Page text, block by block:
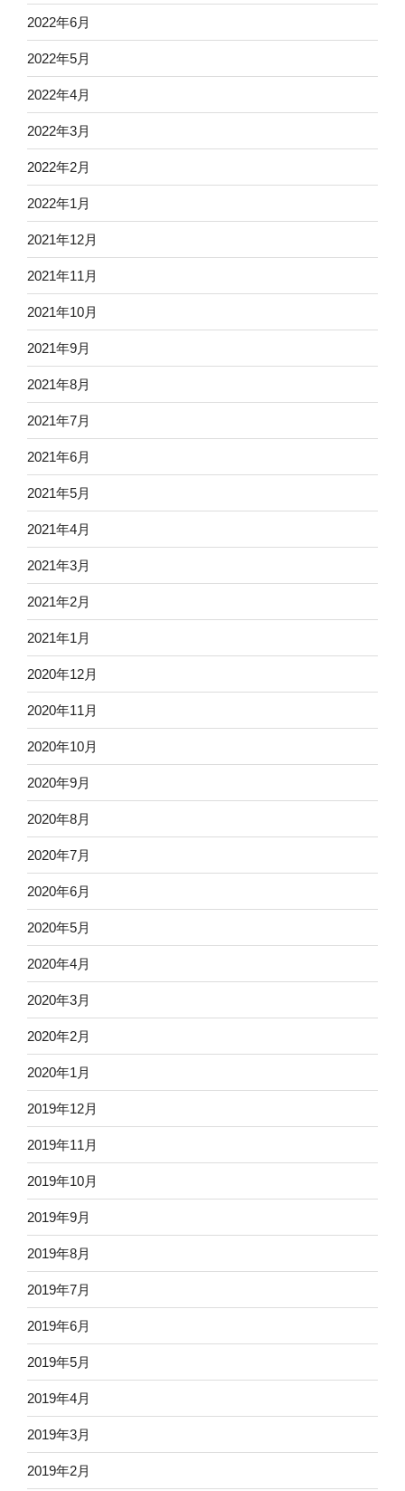
2022年6月
2022年5月
2022年4月
2022年3月
2022年2月
2022年1月
2021年12月
2021年11月
2021年10月
2021年9月
2021年8月
2021年7月
2021年6月
2021年5月
2021年4月
2021年3月
2021年2月
2021年1月
2020年12月
2020年11月
2020年10月
2020年9月
2020年8月
2020年7月
2020年6月
2020年5月
2020年4月
2020年3月
2020年2月
2020年1月
2019年12月
2019年11月
2019年10月
2019年9月
2019年8月
2019年7月
2019年6月
2019年5月
2019年4月
2019年3月
2019年2月